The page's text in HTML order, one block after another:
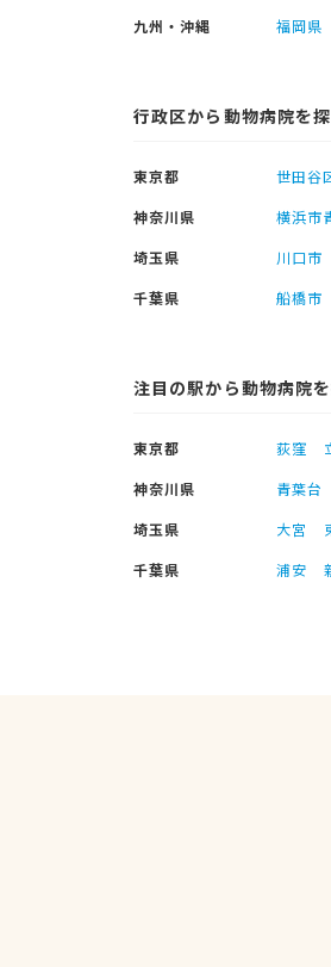
九州・沖縄
福岡県
行政区から動物病院を
東京都 世田谷
神奈川県
横浜市
埼玉県
川口市
千葉県
船橋市
注目の駅から動物病院
東京都 荻窪
神奈川県
青葉台
埼玉県
大宮
千葉県
浦安